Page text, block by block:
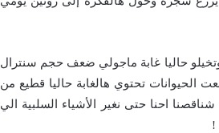
حاليا غابة ماجولي ضعف حجم سنترال
الحيواناتتحتوي هالغابة حاليا قطيع من
شناقصنا احنا حتى نغير الأشياء السلبية الي
!